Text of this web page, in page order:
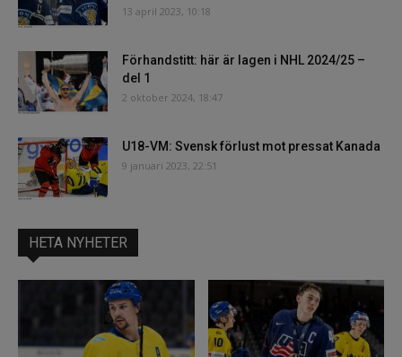
13 april 2023, 10:18
Förhandstitt: här är lagen i NHL 2024/25 –
del 1
2 oktober 2024, 18:47
U18-VM: Svensk förlust mot pressat Kanada
9 januari 2023, 22:51
HETA NYHETER